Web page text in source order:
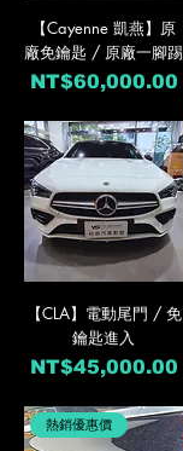
【Cayenne 凱燕】原
廠免鑰匙 / 原廠一腳踢
價格
NT$60,000.00
【CLA】電動尾門 / 免
鑰匙進入
價格
NT$45,000.00
熱銷優惠價